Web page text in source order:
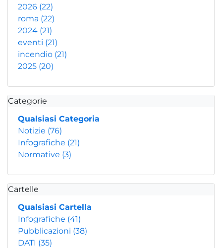
2026 (22)
roma (22)
2024 (21)
eventi (21)
incendio (21)
2025 (20)
Categorie
Qualsiasi Categoria
Notizie (76)
Infografiche (21)
Normative (3)
Cartelle
Qualsiasi Cartella
Infografiche (41)
Pubblicazioni (38)
DATI (35)